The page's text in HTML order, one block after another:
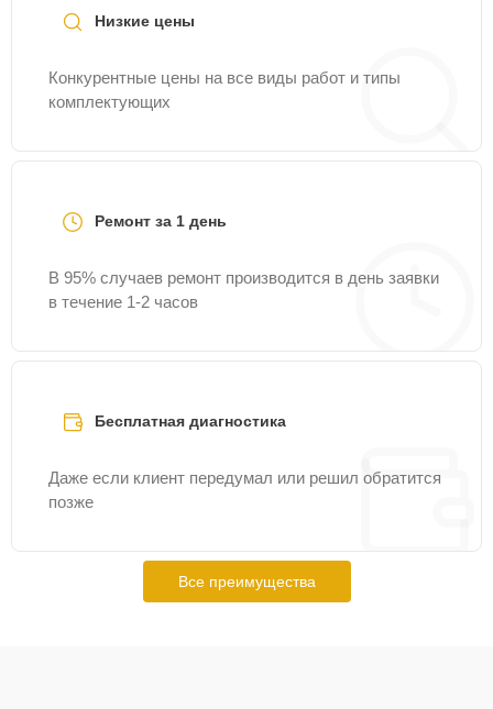
Низкие цены
Конкурентные цены на все виды работ и типы
комплектующих
Ремонт за 1 день
В 95% случаев ремонт производится в день заявки
в течение 1-2 часов
Бесплатная диагностика
Даже если клиент передумал или решил обратится
позже
Все преимущества